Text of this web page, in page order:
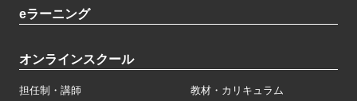
eラーニング
オンラインスクール
担任制・講師 教材・カリキュラム